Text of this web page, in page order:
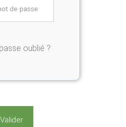
oublié ?